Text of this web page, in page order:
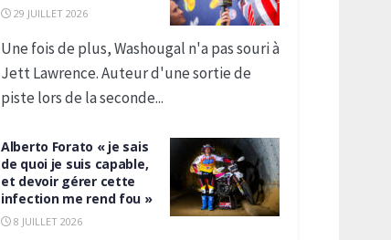
29 JUILLET 2026
Une fois de plus, Washougal n'a pas souri à
Jett Lawrence. Auteur d'une sortie de
piste lors de la seconde...
Alberto Forato « je sais
de quoi je suis capable,
et devoir gérer cette
infection me rend fou »
8 JUILLET 2026